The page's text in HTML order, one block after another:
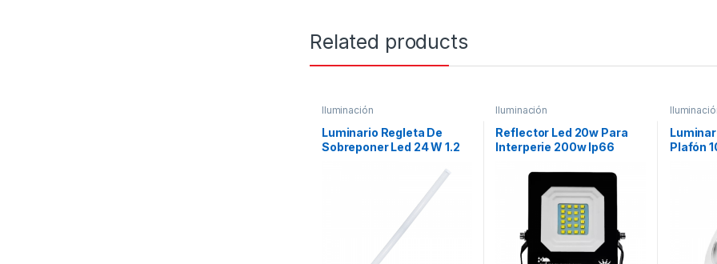
Related products
Iluminación
Luminario Regleta De
Sobreponer Led 24 W 1.2
Iluminación
Reflector Led 20w Para
Interperie 200w Ip66
Plafón